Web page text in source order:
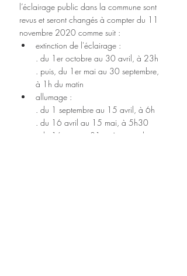
l’éclairage public dans la commune sont
revus et seront changés à compter du 11
novembre 2020 comme suit :
extinction de l'éclairage :
. du 1er octobre au 30 avril, à 23h
. puis, du 1er mai au 30 septembre,
à 1h du matin
allumage :
. du 1 septembre au 15 avril, à 6h
. du 16 avril au 15 mai, à 5h30
. du 16 mai au 31 août : pas de